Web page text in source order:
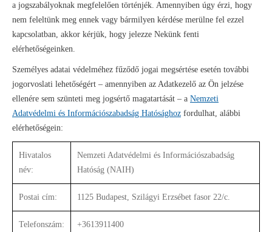
a jogszabályoknak megfelelően történjék. Amennyiben úgy érzi, hogy
nem feleltünk meg ennek vagy bármilyen kérdése merülne fel ezzel
kapcsolatban, akkor kérjük, hogy jelezze Nekünk fenti
elérhetőségeinken.
Személyes adatai védelméhez fűződő jogai megsértése esetén további
jogorvoslati lehetőségért – amennyiben az Adatkezelő az Ön jelzése
ellenére sem szünteti meg jogsértő magatartását – a Nemzeti
Adatvédelmi és Információszabadság Hatósághoz fordulhat, alábbi
elérhetőségein:
Hivatalos
név:
Nemzeti Adatvédelmi és Információszabadság
Hatóság (NAIH)
Postai cím: 1125 Budapest, Szilágyi Erzsébet fasor 22/c.
Telefonszám: +3613911400